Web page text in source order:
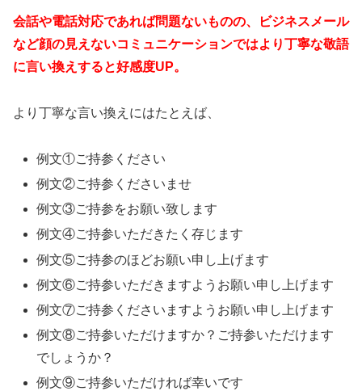
会話や電話対応であれば問題ないものの、ビジネスメール
など顔の見えないコミュニケーションではより丁寧な敬語
に言い換えすると好感度UP。
より丁寧な言い換えにはたとえば、
例文①ご持参ください
例文②ご持参くださいませ
例文③ご持参をお願い致します
例文④ご持参いただきたく存じます
例文⑤ご持参のほどお願い申し上げます
例文⑥ご持参いただきますようお願い申し上げます
例文⑦ご持参くださいますようお願い申し上げます
例文⑧ご持参いただけますか？ご持参いただけます
でしょうか？
例文⑨ご持参いただければ幸いです